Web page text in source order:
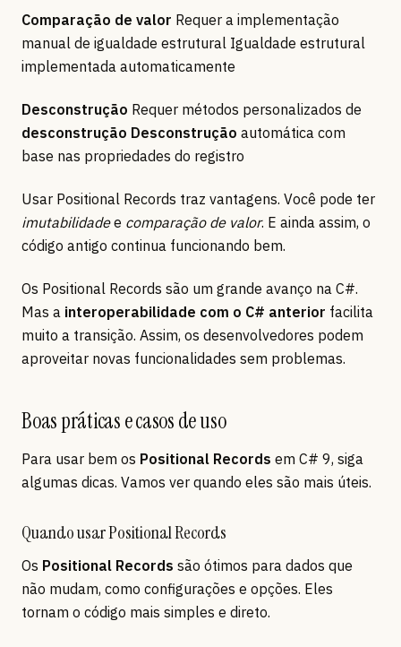
Comparação de valor Requer a implementação
manual de igualdade estrutural Igualdade estrutural
implementada automaticamente
Desconstrução Requer métodos personalizados de
desconstrução Desconstrução automática com
base nas propriedades do registro
Usar Positional Records traz vantagens. Você pode ter
imutabilidadee comparação de valor. E ainda assim, o
código antigo continua funcionando bem.
Os Positional Records são um grande avanço na C#.
Mas a interoperabilidade com o C# anterior facilita
muito a transição. Assim, os desenvolvedores podem
aproveitar novas funcionalidades sem problemas.
Boas práticas e casos de uso
Para usar bem os Positional Records em C# 9, siga
algumas dicas. Vamos ver quando eles são mais úteis.
Quando usar Positional Records
Os Positional Records são ótimos para dados que
não mudam, como configurações e opções. Eles
tornam o código mais simples e direto.